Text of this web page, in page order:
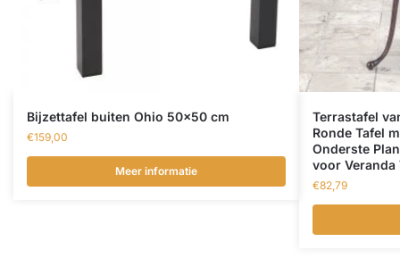
Bijzettafel buiten Ohio 50×50 cm
€159,00
Meer informatie
Terrastafel
Ronde Tafel
Onderste
voor Veranda
€82,79